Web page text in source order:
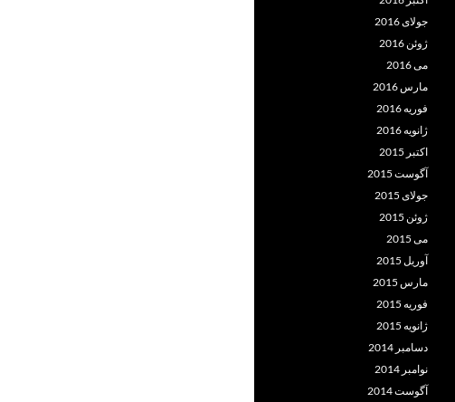
جولای 2016
ژوئن 2016
می 2016
مارس 2016
فوریه 2016
ژانویه 2016
اکتبر 2015
آگوست 2015
جولای 2015
ژوئن 2015
می 2015
آوریل 2015
مارس 2015
فوریه 2015
ژانویه 2015
دسامبر 2014
نوامبر 2014
آگوست 2014